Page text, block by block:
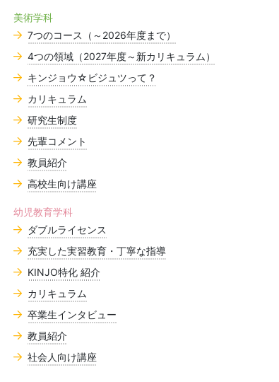
美術学科
7つのコース（～2026年度まで）
4つの領域（2027年度～新カリキュラム）
キンジョウ☆ビジュツって？
カリキュラム
研究生制度
先輩コメント
教員紹介
高校生向け講座
幼児教育学科
ダブルライセンス
充実した実習教育・丁寧な指導
KINJO特化 紹介
カリキュラム
卒業生インタビュー
教員紹介
社会人向け講座